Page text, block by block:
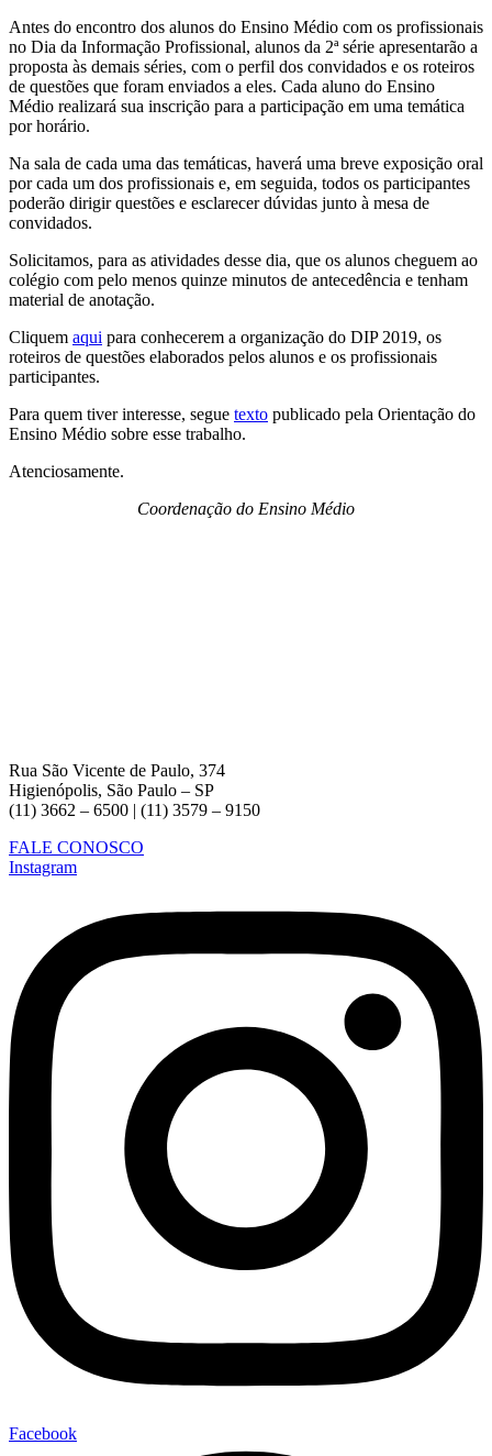
Antes do encontro dos alunos do Ensino Médio com os profissionais
no Dia da Informação Profissional, alunos da 2ª série apresentarão a
proposta às demais séries, com o perfil dos convidados e os roteiros
de questões que foram enviados a eles. Cada aluno do Ensino
Médio realizará sua inscrição para a participação em uma temática
por horário.
Na sala de cada uma das temáticas, haverá uma breve exposição oral
por cada um dos profissionais e, em seguida, todos os participantes
poderão dirigir questões e esclarecer dúvidas junto à mesa de
convidados.
Solicitamos, para as atividades desse dia, que os alunos cheguem ao
colégio com pelo menos quinze minutos de antecedência e tenham
material de anotação.
Cliquem aqui para conhecerem a organização do DIP 2019, os
roteiros de questões elaborados pelos alunos e os profissionais
participantes.
Para quem tiver interesse, segue texto publicado pela Orientação do
Ensino Médio sobre esse trabalho.
Atenciosamente.
Coordenação do Ensino Médio
Rua São Vicente de Paulo, 374
Higienópolis, São Paulo – SP
(11) 3662 – 6500 | (11) 3579 – 9150
FALE CONOSCO
Instagram
Facebook